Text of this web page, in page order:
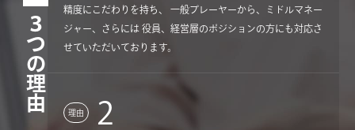
３つの理由
精度にこだわりを持ち、 一般プレーヤーから、ミドルマネー
ジャー、さらには 役員、経営層のポジションの方にも対応さ
せていただいております。
理由 2